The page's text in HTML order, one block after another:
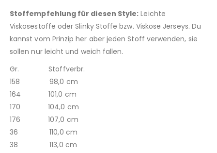
Stoffempfehlung für diesen Style: Leichte
Viskosestoffe oder Slinky Stoffe bzw. Viskose Jerseys. Du
kannst vom Prinzip her aber jeden Stoff verwenden, sie
sollen nur leicht und weich fallen.
Gr. Stoffverbr.
158 98,0 cm
164 101,0 cm
170 104,0 cm
176 107,0 cm
36 110,0 cm
38 113,0 cm